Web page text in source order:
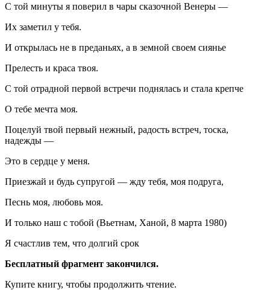
С той минуты я поверил в чары сказочной Венеры —
Их заметил у тебя.
И открылась не в преданьях, а в земной своем сиянье
Прелесть и краса твоя.
С той отрадной первой встречи поднялась и стала крепче
О тебе мечта моя.
Поцелуй твой первый нежный, радость встреч, тоска,
надежды —
Это в сердце у меня.
Приезжай и будь супругой — жду тебя, моя подруга,
Песнь моя, любовь моя.
И только наш с тобой (Вьетнам, Ханой, 8 марта 1980)
Я счастлив тем, что долгий срок
Бесплатный фрагмент закончился.
Купите книгу, чтобы продолжить чтение.